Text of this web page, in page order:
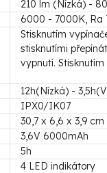
210 lm (Nízká) -
6000 - 7000K, Ra
Stisknutím
stisknutími
vypnutí.
12h(Nízká) -
IPX0/IK07
30,7 x 6,6 x 3,9 cm
3,6V 6000mAh
5h
4 LED indikátory